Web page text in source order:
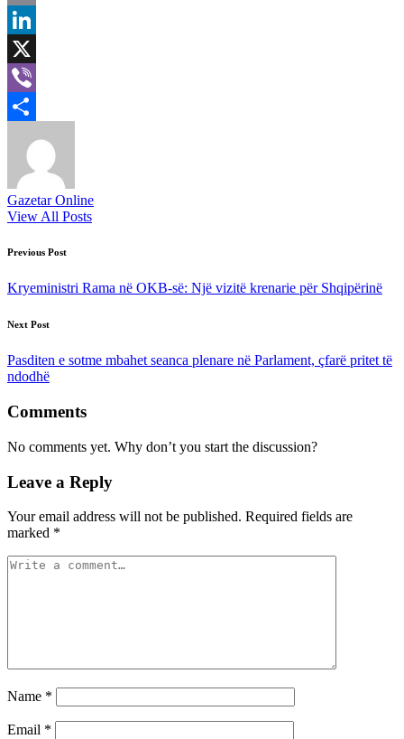
Email
LinkedIn
X
Viber
Gazetar Online
View All Posts
Post
navigation
Previous Post
Kryeministri Rama në OKB-së: Një vizitë krenarie për Shqipërinë
Next Post
Pasditen e sotme mbahet seanca plenare në Parlament, çfarë pritet të
ndodhë
Comments
No comments yet. Why don’t you start the discussion?
Leave a Reply
Your email address will not be published. Required fields are
marked *
Name *
Email *